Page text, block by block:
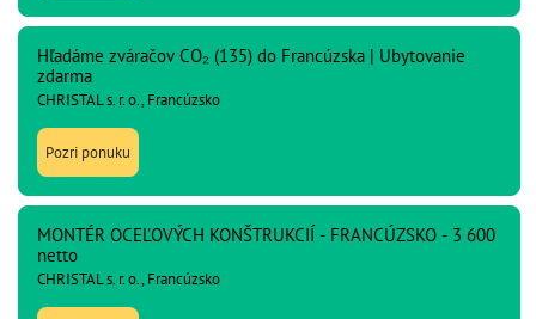
Hľadáme zváračov CO₂ (135) do Francúzska | Ubytovanie
zdarma
CHRISTAL s. r. o., Francúzsko
Pozri ponuku
MONTÉR OCEĽOVÝCH KONŠTRUKCIÍ - FRANCÚZSKO - 3 600
netto
CHRISTAL s. r. o., Francúzsko